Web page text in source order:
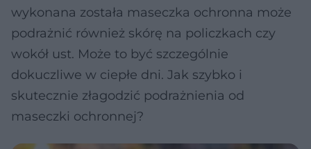
wykonana została maseczka ochronna może
podrażnić również skórę na policzkach czy
wokół ust. Może to być szczególnie
dokuczliwe w ciepłe dni. Jak szybko i
skutecznie złagodzić podrażnienia od
maseczki ochronnej?